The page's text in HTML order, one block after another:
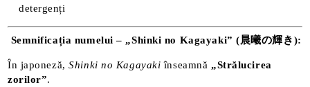
detergenți
Semnificația numelui – „Shinki no Kagayaki” (晨曦の輝き):
În japoneză,Shinki no Kagayaki înseamnă „Strălucirea
zorilor”.